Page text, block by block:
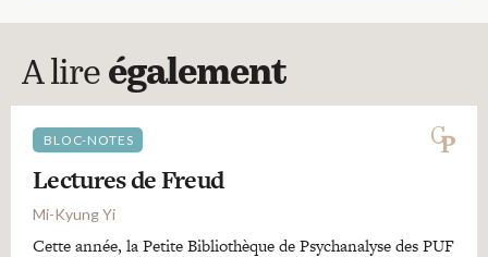
A lire également
BLOC-NOTES
Lectures de Freud
Mi-Kyung Yi
Cette année, la Petite Bibliothèque de Psychanalyse des PUF